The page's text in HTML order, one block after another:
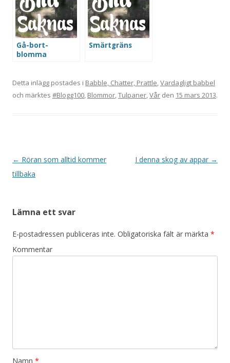
Gå-bort-
blomma
Smärtgräns
Detta inlägg postades i Babble, Chatter, Prattle,Vardagligt babbel
och märktes #Blogg100, Blommor,Tulpaner,Vår den 15 mars 2013.
Inläggsnavigering
← Röran som alltid kommer
tillbaka
I denna skog av appar →
Lämna ett svar
E-postadressen publiceras inte. Obligatoriska fält är märkta *
Kommentar
Namn *